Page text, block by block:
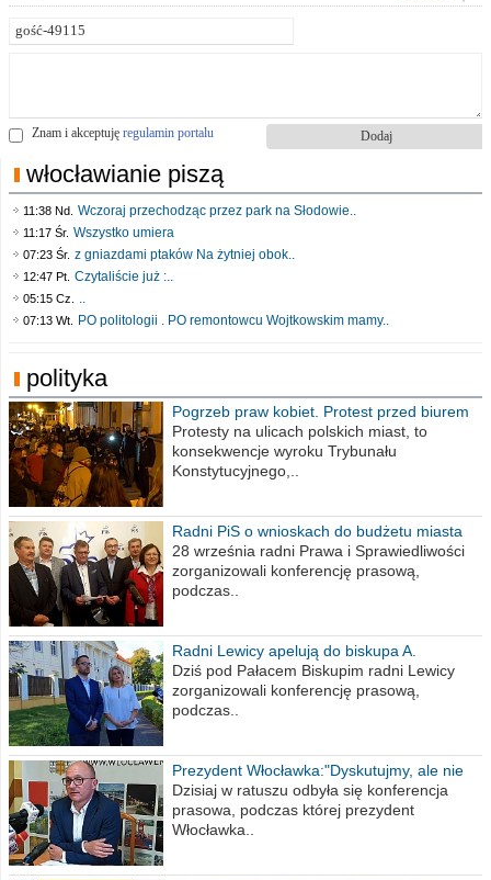
Znam i akceptuję regulamin portalu
włocławianie piszą
11:38 Nd. Wczoraj przechodząc przez park na Słodowie..
11:17 Śr. Wszystko umiera
07:23 Śr. z gniazdami ptaków Na żytniej obok..
12:47 Pt. Czytaliście już :..
05:15 Cz. ..
07:13 Wt. PO politologii . PO remontowcu Wojtkowskim mamy..
polityka
Pogrzeb praw kobiet. Protest przed biurem
poselskim PiS
Protesty na ulicach polskich miast, to
konsekwencje wyroku Trybunału
Konstytucyjnego,..
Radni PiS o wnioskach do budżetu miasta
na 2021 rok
28 września radni Prawa i Sprawiedliwości
zorganizowali konferencję prasową,
podczas..
Radni Lewicy apelują do biskupa A.
Wiesława Meringa
Dziś pod Pałacem Biskupim radni Lewicy
zorganizowali konferencję prasową,
podczas..
Prezydent Włocławka:"Dyskutujmy, ale nie
obrażajmy się”
Dzisiaj w ratuszu odbyła się konferencja
prasowa, podczas której prezydent
Włocławka..